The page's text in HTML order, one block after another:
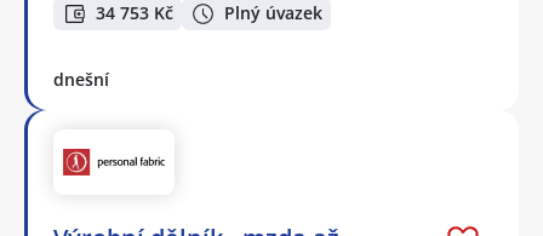
34 753 Kč Plný úvazek
dnešní